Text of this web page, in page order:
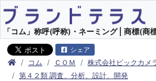
「コム」称呼(呼称)・ネーミング | 商標(商
シェア
コム ＣＯＭ
株式会社ビックカメ
第４２類 調査、分析、設計、開発